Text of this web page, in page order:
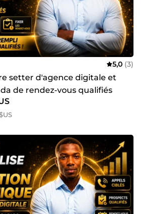
5,0 (3)
setter d'agence digitale et
de rendez-vous qualifiés